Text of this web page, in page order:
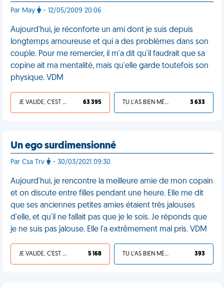
Par May - 12/05/2009 20:06
Aujourd'hui, je réconforte un ami dont je suis depuis
longtemps amoureuse et qui a des problèmes dans son
couple. Pour me remercier, il m'a dit qu'il faudrait que sa
copine ait ma mentalité, mais qu'elle garde toutefois son
physique. VDM
JE VALIDE, C'EST UNE VDM 63 395 TU L'AS BIEN MÉRITÉ 3 633
Un ego surdimensionné
Par Csa Trv - 30/03/2021 09:30
Aujourd'hui, je rencontre la meilleure amie de mon copain
et on discute entre filles pendant une heure. Elle me dit
que ses anciennes petites amies étaient très jalouses
d'elle, et qu'il ne fallait pas que je le sois. Je réponds que
je ne suis pas jalouse. Elle l'a extrêmement mal pris. VDM
JE VALIDE, C'EST UNE VDM 5 168 TU L'AS BIEN MÉRITÉ 393